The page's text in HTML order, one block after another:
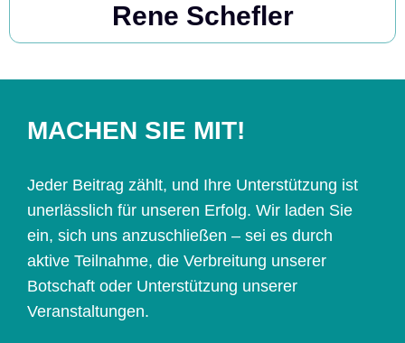
Rene Schefler
MACHEN SIE MIT!
Jeder Beitrag zählt, und Ihre Unterstützung ist
unerlässlich für unseren Erfolg. Wir laden Sie
ein, sich uns anzuschließen – sei es durch
aktive Teilnahme, die Verbreitung unserer
Botschaft oder Unterstützung unserer
Veranstaltungen.